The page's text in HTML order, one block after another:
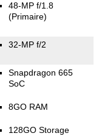
48-MP f/1.8
(Primaire)
32-MP f/2
Snapdragon 665
SoC
8GO RAM
128GO Storage